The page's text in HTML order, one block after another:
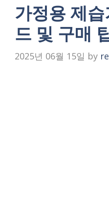
가정용 제
드 및 구매
2025년 06월 15일 by